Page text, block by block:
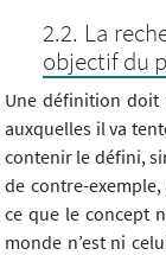
La
objectif du
Une définition doit
auxquelles il va
contenir le défini,
de contre-
ce que le concept
monde n’est ni